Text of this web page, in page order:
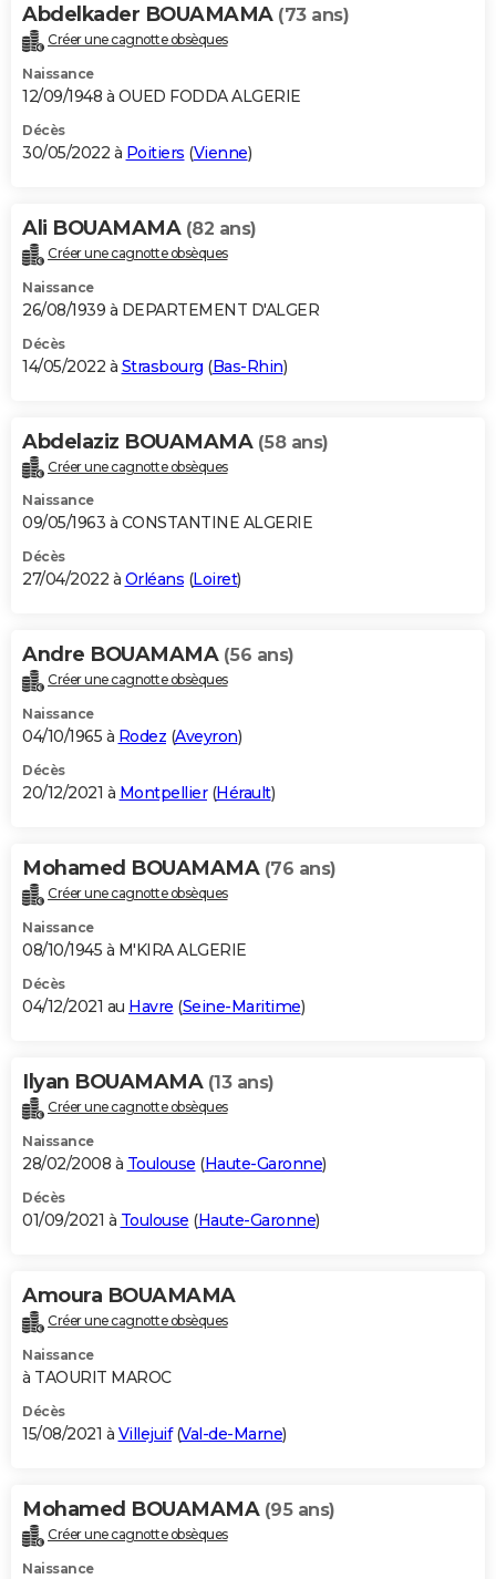
Abdelkader BOUAMAMA (73 ans)
Créer une cagnotte obsèques
Naissance
12/09/1948 à OUED FODDA ALGERIE
Décès
30/05/2022 à Poitiers (Vienne)
Ali BOUAMAMA (82 ans)
Créer une cagnotte obsèques
Naissance
26/08/1939 à DEPARTEMENT D'ALGER
Décès
14/05/2022 à Strasbourg (Bas-Rhin)
Abdelaziz BOUAMAMA (58 ans)
Créer une cagnotte obsèques
Naissance
09/05/1963 à CONSTANTINE ALGERIE
Décès
27/04/2022 à Orléans (Loiret)
Andre BOUAMAMA (56 ans)
Créer une cagnotte obsèques
Naissance
04/10/1965 à Rodez (Aveyron)
Décès
20/12/2021 à Montpellier(Hérault)
Mohamed BOUAMAMA (76 ans)
Créer une cagnotte obsèques
Naissance
08/10/1945 à M'KIRA ALGERIE
Décès
04/12/2021 au Havre (Seine-Maritime)
Ilyan BOUAMAMA (13 ans)
Créer une cagnotte obsèques
Naissance
28/02/2008 à Toulouse (Haute-Garonne)
Décès
01/09/2021 à Toulouse (Haute-Garonne)
Amoura BOUAMAMA
Créer une cagnotte obsèques
Naissance
à TAOURIT MAROC
Décès
15/08/2021 à Villejuif(Val-de-Marne)
Mohamed BOUAMAMA (95 ans)
Créer une cagnotte obsèques
Naissance